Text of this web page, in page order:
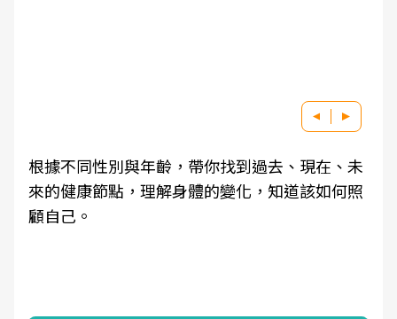
根據不同性別與年齡，帶你找到過去、現在、未
來的健康節點，理解身體的變化，知道該如何照
顧自己。